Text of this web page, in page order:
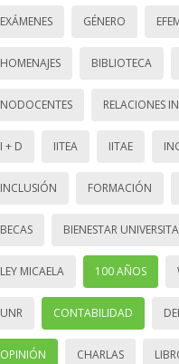
EXÁMENES GÉNERO
HOMENAJES BIBLIOTECA
NODOCENTES RELACIONES
I + D IITEA IITAE
INCLUSIÓN FORMACIÓN
BECAS BIENESTAR
LEY MICAELA 100 AÑOS
UNR CONTABILIDAD
OPINIÓN CHARLAS